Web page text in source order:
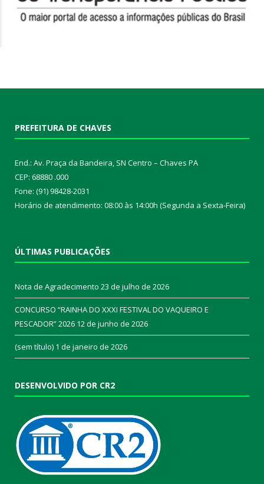
PREFEITURA DE CHAVES
End.: Av. Praça da Bandeira, SN Centro – Chaves PA
CEP: 68880 .000
Fone: (91) 98428-2031
Horário de atendimento: 08:00 às 14:00h (Segunda a Sexta-Feira)
ÚLTIMAS PUBLICAÇÕES
Nota de Agradecimento 23 de julho de 2026
CONCURSO “RAINHA DO XXXI FESTIVAL DO VAQUEIRO E
PESCADOR” 2026 12 de junho de 2026
(sem título) 1 de janeiro de 2026
DESENVOLVIDO POR CR2